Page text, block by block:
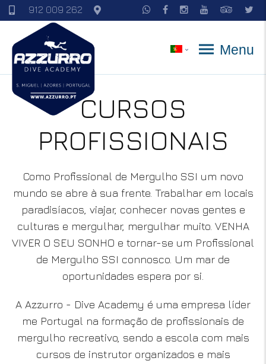
912 009 262
Menu
CURSOS
PROFISSIONAIS
Como Profissional de Mergulho SSI um novo
mundo se abre à sua frente. Trabalhar em locais
paradisíacos, viajar, conhecer novas gentes e
culturas e mergulhar, mergulhar muito. VENHA
VIVER O SEU SONHO e tornar-se um Profissional
de Mergulho SSI connosco. Um mar de
oportunidades espera por si.
A Azzurro - Dive Academy é uma empresa líder
me Portugal na formação de profissionais de
mergulho recreativo, sendo a escola com mais
cursos de instrutor organizados e mais